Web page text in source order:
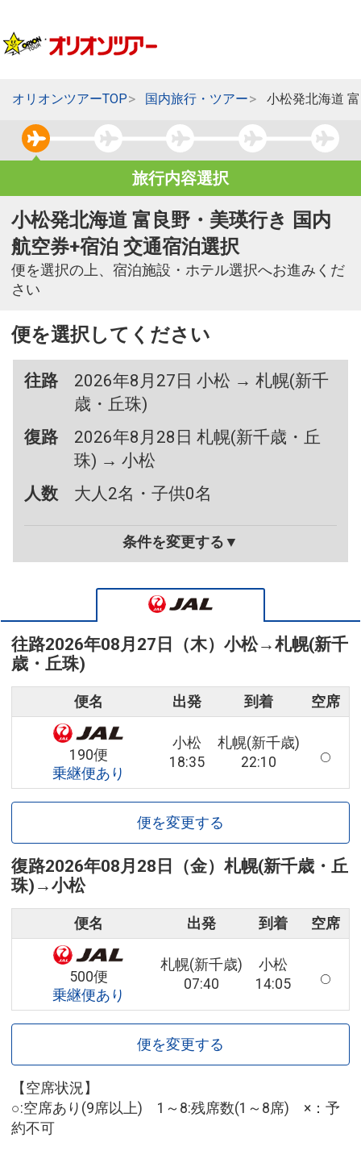
オリオンツアーTOP 国内旅行・ツアー 小松発北海道
旅行内容選択
小松発北海道 富良野・美瑛行き 国内
航空券+宿泊 交通宿泊選択
便を選択の上、宿泊施設・ホテル選択へお進みくだ
さい
便を選択してください
往路
2026年8月27日 小松 → 札幌(新千
歳・丘珠)
復路
2026年8月28日 札幌(新千歳・丘
珠) → 小松
人数
大人2名・子供0名
条件を変更する▼
往路2026年08月27日（木） 小松→札幌(新千
歳・丘珠)
便名 出発 到着 空席
190便
乗継便あり
小松
18:35
札幌(新千歳)
22:10
便を変更する
復路2026年08月28日（金） 札幌(新千歳・丘
珠) →小松
便名 出発 到着 空席
500便
乗継便あり
札幌(新千歳)
07:40
小松
14:05
便を変更する
【空席状況】
○:空席あり(9席以上) 1～8:残席数(1～8席) ×：予
約不可